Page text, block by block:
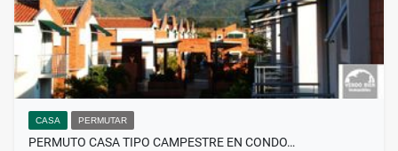
CASA PERMUTAR
PERMUTO CASA TIPO CAMPESTRE EN CONDO…